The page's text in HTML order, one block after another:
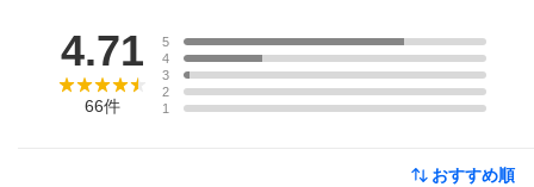
4.71
66件
5
4
3
2
1
おすすめ順